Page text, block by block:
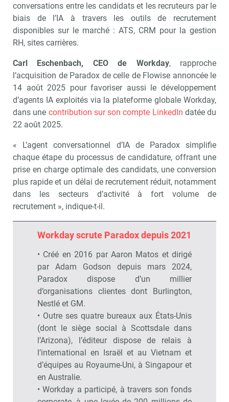
conversations entre les candidats et les recruteurs par le
biais de l’IA à travers les outils de recrutement
disponibles sur le marché : ATS, CRM pour la gestion
RH, sites carrières.
Carl Eschenbach, CEO de Workday, rapproche
l’acquisition de Paradox de celle de Flowise annoncée le
14 août 2025 pour favoriser aussi le développement
d’agents IA exploités via la plateforme globale Workday,
dans une contribution sur son compte LinkedIn datée du
22 août 2025.
« L’agent conversationnel d’IA de Paradox simplifie
chaque étape du processus de candidature, offrant une
prise en charge optimale des candidats, une conversion
plus rapide et un délai de recrutement réduit, notamment
dans les secteurs d’activité à fort volume de
recrutement », indique-t-il.
Workday scrute Paradox depuis 2021
• Créé en 2016 par Aaron Matos et dirigé
par Adam Godson depuis mars 2024,
Paradox dispose d’un millier
d’organisations clientes dont Burlington,
Nestlé et GM.
• Outre ses quatre bureaux aux États-Unis
(dont le siège social à Scottsdale dans
l’Arizona), l’éditeur dispose de relais à
l’international en Israël et au Vietnam et
d’équipes au Royaume-Uni, à Singapour et
en Australie.
• Workday a participé, à travers son fonds